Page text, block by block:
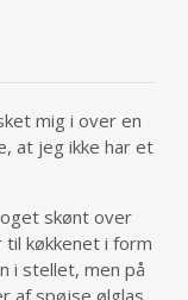
mig i over en
at jeg ikke har et
skønt over
køkkenet i form
i stellet, men på
af spøjse ølglas,